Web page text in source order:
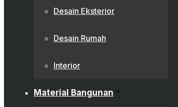
Desain Eksterior
Desain Rumah
Interior
Material Bangunan